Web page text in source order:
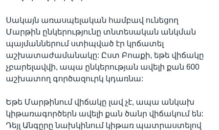
Սակայն առասպելական համբավ ունեցող
Մարթին ընկերությունը տնտեսական անկման
պայմաններում ստիպված էր կրճատել
աշխատաժամանակը: Ըստ Բոաքի, եթե վիճակը
չբարելավվի, ապա ընկերության ավելի քան 600
աշխատող գործազուրկ կդառնա:
Եթե Մարթինում վիճակը լավ չէ, ապա անկախ
կիթառագործերն ավելի քան ծանր վիճակում են:
Դեյլ Անգըրը նախկինում կիթառ պատրաստելով